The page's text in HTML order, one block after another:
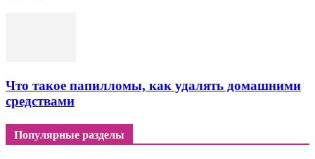
Что такое папилломы, как удалять домашними
средствами
Популярные разделы